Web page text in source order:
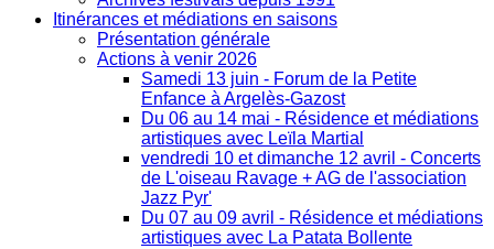
Itinérances et médiations en saisons
Présentation générale
Actions à venir 2026
Samedi 13 juin - Forum de la Petite
Enfance à Argelès-Gazost
Du 06 au 14 mai - Résidence et médiations
artistiques avec Leïla Martial
vendredi 10 et dimanche 12 avril - Concerts
de L'oiseau Ravage + AG de l'association
Jazz Pyr'
Du 07 au 09 avril - Résidence et médiations
artistiques avec La Patata Bollente